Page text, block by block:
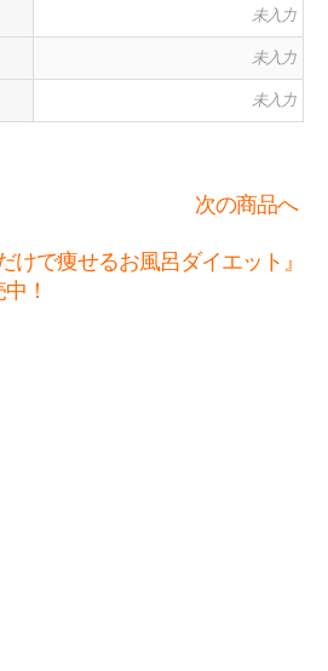
未入力
未入力
未入力
次の商品へ
けで痩せるお風呂ダイエット』
！